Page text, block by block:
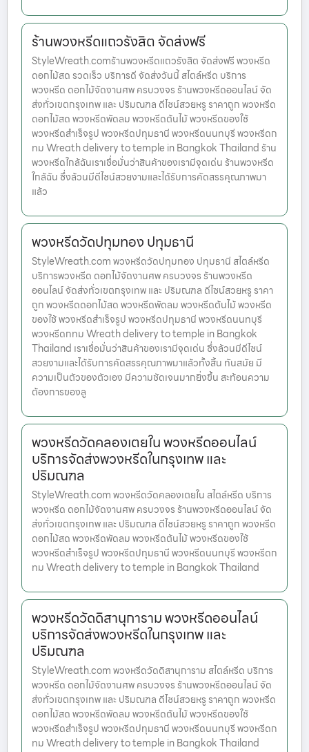
ร้านพวงหรีดแถวรังสิต จัดส่งฟรี
StyleWreath.comร้านพวงหรีดแถวรังสิต จัดส่งฟรี พวงหรีด
ดอกไม้สด รวดเร็ว บริการดี จัดส่งวันนี้ สไตล์หรีด บริการ
พวงหรีด ดอกไม้จัดงานศพ ครบวงจร ร้านพวงหรีดออนไลน์ จัด
ส่งทั่วเขตกรุงเทพ และ ปริมณฑล ดีไซน์สวยหรู ราคาถูก พวงหรีด
ดอกไม้สด พวงหรีดพัดลม พวงหรีดต้นไม้ พวงหรีดของใช้
พวงหรีดสำเร็จรูป พวงหรีดปทุมธานี พวงหรีดนนทบุรี พวงหรีดก
ทม Wreath delivery to temple in Bangkok Thailand ร้าน
พวงหรีดใกล้ฉันเราเชื่อมั่นว่าสินค้าของเรามีจุดเด่น ร้านพวงหรีด
ใกล้ฉัน ซึ่งล้วนมีดีไซน์สวยงามและได้รับการคัดสรรคุณภาพมา
แล้ว
พวงหรีดวัดปทุมทอง ปทุมธานี
StyleWreath.com พวงหรีดวัดปทุมทอง ปทุมธานี สไตล์หรีด
บริการพวงหรีด ดอกไม้จัดงานศพ ครบวงจร ร้านพวงหรีด
ออนไลน์ จัดส่งทั่วเขตกรุงเทพ และ ปริมณฑล ดีไซน์สวยหรู ราคา
ถูก พวงหรีดดอกไม้สด พวงหรีดพัดลม พวงหรีดต้นไม้ พวงหรีด
ของใช้ พวงหรีดสำเร็จรูป พวงหรีดปทุมธานี พวงหรีดนนทบุรี
พวงหรีดกทม Wreath delivery to temple in Bangkok
Thailand เราเชื่อมั่นว่าสินค้าของเรามีจุดเด่น ซึ่งล้วนมีดีไซน์
สวยงามและได้รับการคัดสรรคุณภาพมาแล้วทั้งสิ้น ทันสมัย มี
ความเป็นตัวของตัวเอง มีความชัดเจนมากยิ่งขึ้น สะท้อนความ
ต้องการของลู
พวงหรีดวัดคลองเตยใน พวงหรีดออนไลน์
บริการจัดส่งพวงหรีดในกรุงเทพ และ
ปริมณฑล
StyleWreath.com พวงหรีดวัดคลองเตยใน สไตล์หรีด บริการ
พวงหรีด ดอกไม้จัดงานศพ ครบวงจร ร้านพวงหรีดออนไลน์ จัด
ส่งทั่วเขตกรุงเทพ และ ปริมณฑล ดีไซน์สวยหรู ราคาถูก พวงหรีด
ดอกไม้สด พวงหรีดพัดลม พวงหรีดต้นไม้ พวงหรีดของใช้
พวงหรีดสำเร็จรูป พวงหรีดปทุมธานี พวงหรีดนนทบุรี พวงหรีดก
ทม Wreath delivery to temple in Bangkok Thailand
พวงหรีดวัดดิสานุการาม พวงหรีดออนไลน์
บริการจัดส่งพวงหรีดในกรุงเทพ และ
ปริมณฑล
StyleWreath.com พวงหรีดวัดดิสานุการาม สไตล์หรีด บริการ
พวงหรีด ดอกไม้จัดงานศพ ครบวงจร ร้านพวงหรีดออนไลน์ จัด
ส่งทั่วเขตกรุงเทพ และ ปริมณฑล ดีไซน์สวยหรู ราคาถูก พวงหรีด
ดอกไม้สด พวงหรีดพัดลม พวงหรีดต้นไม้ พวงหรีดของใช้
พวงหรีดสำเร็จรูป พวงหรีดปทุมธานี พวงหรีดนนทบุรี พวงหรีดก
ทม Wreath delivery to temple in Bangkok Thailand